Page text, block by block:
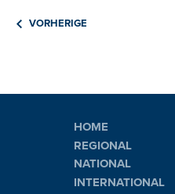
VORHERIGE
HOME
REGIONAL
NATIONAL
INTERNATIONAL